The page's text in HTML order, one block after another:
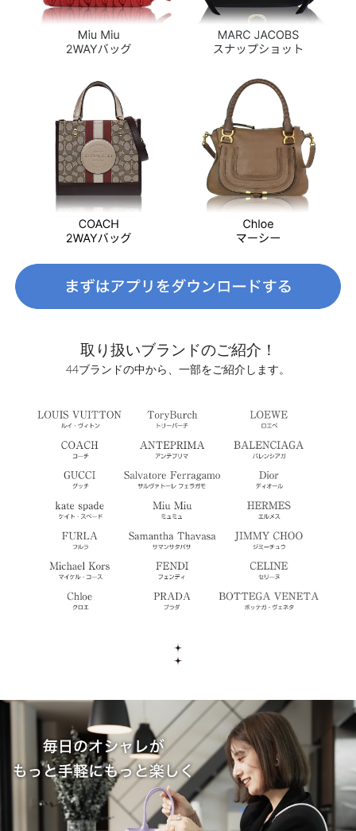
取り扱いブランドのご紹介！
44ブランドの中から、一部をご紹介します。